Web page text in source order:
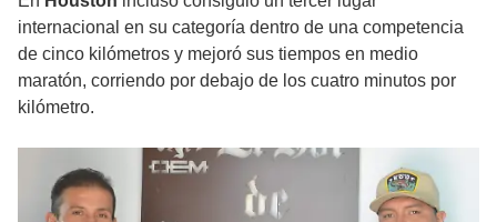
internacional en su categoría dentro de una competencia
de cinco kilómetros y mejoró sus tiempos en medio
maratón, corriendo por debajo de los cuatro minutos por
kilómetro.